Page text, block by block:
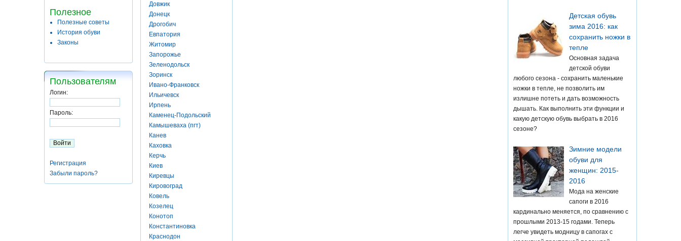
Полезное
Полезные советы
История обуви
Законы
Пользователям
Логин:
Пароль:
Регистрация
Забыли пароль?
Довжик
Донецк
Дрогобич
Евпатория
Житомир
Запорожье
Зеленодольск
Зоринск
Ивано-Франковск
Ильичевск
Ирпень
Каменец-Подольский
Камышеваха (пгт)
Канев
Каховка
Керчь
Киев
Киревцы
Кировоград
Ковель
Козелец
Конотоп
Константиновка
Краснодон
Детская обувь
зима 2016: как
сохранить ножки в
тепле
Основная задача
детской обуви
любого сезона - сохранить маленькие
ножки в тепле, не позволить им
излишне потеть и дать возможность
дышать. Как выполнить эти функции и
какую детскую обувь выбрать в 2016
сезоне?
Зимние модели
обуви для
женщин: 2015-
2016
Мода на женские
сапоги в 2016
кардинально меняется, по сравнению с
прошлыми 2013-15 годами. Теперь
легче увидеть модницу в сапогах с